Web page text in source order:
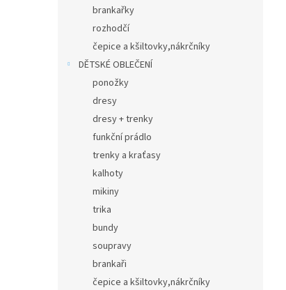
brankařky
rozhodčí
čepice a kšiltovky,nákrčníky
DĚTSKÉ OBLEČENÍ
ponožky
dresy
dresy + trenky
funkční prádlo
trenky a kraťasy
kalhoty
mikiny
trika
bundy
soupravy
brankaři
čepice a kšiltovky,nákrčníky